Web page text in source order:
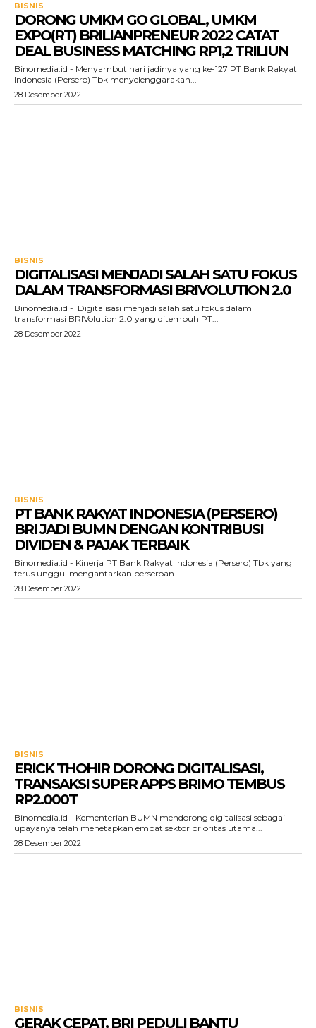
BISNIS
DORONG UMKM GO GLOBAL, UMKM
EXPO(RT) BRILIANPRENEUR 2022 CATAT
DEAL BUSINESS MATCHING RP1,2 TRILIUN
Binomedia.id - Menyambut hari jadinya yang ke-127 PT Bank Rakyat
Indonesia (Persero) Tbk menyelenggarakan...
28 Desember 2022
BISNIS
DIGITALISASI MENJADI SALAH SATU FOKUS
DALAM TRANSFORMASI BRIVOLUTION 2.0
Binomedia.id - Digitalisasi menjadi salah satu fokus dalam
transformasi BRIVolution 2.0 yang ditempuh PT...
28 Desember 2022
BISNIS
PT BANK RAKYAT INDONESIA (PERSERO)
BRI JADI BUMN DENGAN KONTRIBUSI
DIVIDEN & PAJAK TERBAIK
Binomedia.id - Kinerja PT Bank Rakyat Indonesia (Persero) Tbk yang
terus unggul mengantarkan perseroan...
28 Desember 2022
BISNIS
ERICK THOHIR DORONG DIGITALISASI,
TRANSAKSI SUPER APPS BRIMO TEMBUS
RP2.000T
Binomedia.id - Kementerian BUMN mendorong digitalisasi sebagai
upayanya telah menetapkan empat sektor prioritas utama...
28 Desember 2022
BISNIS
GERAK CEPAT, BRI PEDULI BANTU